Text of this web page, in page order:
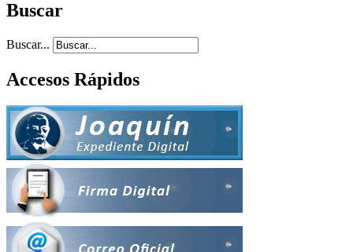
Buscar
Buscar...
Accesos Rápidos